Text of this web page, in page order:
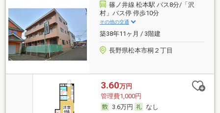
篠ノ井線 松本駅 バス8分/「沢
村」バス停 停歩10分
その他の交通
築38年11ヶ月 / 3階建
長野県松本市桐２丁目
3.60万円
管理費1,000円
3.6万円
なし